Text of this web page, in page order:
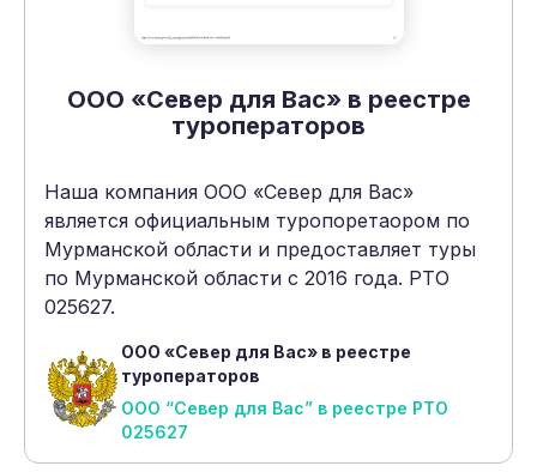
ООО «Север для Вас» в реестре
туроператоров
Наша компания ООО «Север для Вас»
является официальным туропоретаором по
Мурманской области и предоставляет туры
по Мурманской области с 2016 года. РТО
025627.
ООО «Север для Вас» в реестре
туроператоров
ООО “Север для Вас” в реестре РТО
025627